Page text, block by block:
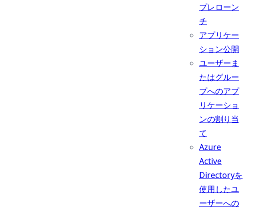
プレローン
チ
アプリケー
ション公開
ユーザーま
たはグルー
プへのアプ
リケーショ
ンの割り当
て
Azure
Active
Directoryを
使用したユ
ーザーへの